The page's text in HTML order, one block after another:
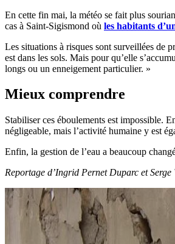
En cette fin mai, la météo se fait plus
cas à Saint-Sigismond où les habitants
Les situations à risques sont surveillées de
est dans les sols. Mais pour qu’elle
longs ou un enneigement particulier. »
Mieux comprendre
Stabiliser ces éboulements est impossible.
négligeable, mais l’activité humaine y est
Enfin, la gestion de l’eau a beaucoup
Reportage d’Ingrid Pernet Duparc et Serge